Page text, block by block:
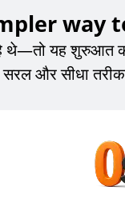
way
यह शुरुआत
और सीधा